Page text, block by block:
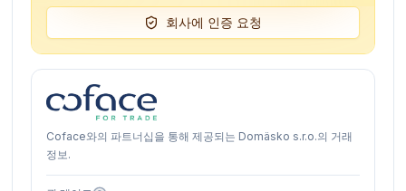
회사에 인증 요청
Coface와의 파트너십을 통해 제공되는 Domäsko s.r.o.의 거래
정보.